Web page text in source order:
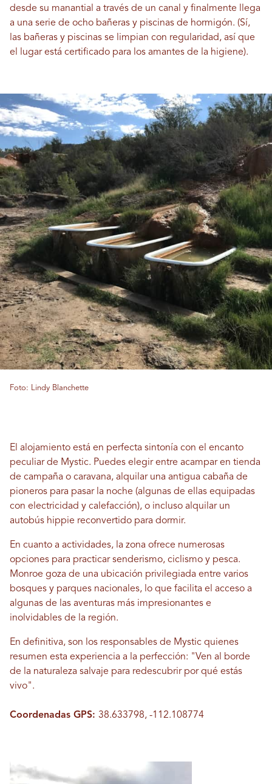
desde su manantial a través de un canal y finalmente llega
a una serie de ocho bañeras y piscinas de hormigón. (Sí,
las bañeras y piscinas se limpian con regularidad, así que
el lugar está certificado para los amantes de la higiene).
Foto: Lindy Blanchette
El alojamiento está en perfecta sintonía con el encanto
peculiar de Mystic. Puedes elegir entre acampar en tienda
de campaña o caravana, alquilar una antigua cabaña de
pioneros para pasar la noche (algunas de ellas equipadas
con electricidad y calefacción), o incluso alquilar un
autobús hippie reconvertido para dormir.
En cuanto a actividades, la zona ofrece numerosas
opciones para practicar senderismo, ciclismo y pesca.
Monroe goza de una ubicación privilegiada entre varios
bosques y parques nacionales, lo que facilita el acceso a
algunas de las aventuras más impresionantes e
inolvidables de la región.
En definitiva, son los responsables de Mystic quienes
resumen esta experiencia a la perfección: "Ven al borde
de la naturaleza salvaje para redescubrir por qué estás
vivo".
Coordenadas GPS: 38.633798, -112.108774